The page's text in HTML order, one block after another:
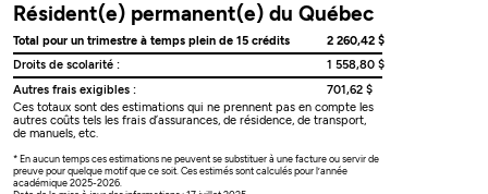
Résident(e) permanent(e) du Québec
Total pour un trimestre à temps plein de 15 crédits
2 260,42 $
Droits de scolarité :
1 558,80 $
Autres frais exigibles :
701,62 $
Ces totaux sont des estimations qui ne prennent pas en compte les
autres coûts tels les frais d’assurances, de résidence, de transport,
de manuels, etc.
* En aucun temps ces estimations ne peuvent se substituer à une facture ou servir de
preuve pour quelque motif que ce soit. Ces estimés sont calculés pour l’année
académique 2025-2026.